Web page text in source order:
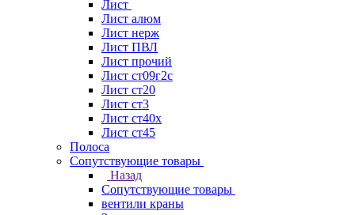
Лист
Лист алюм
Лист нерж
Лист ПВЛ
Лист прочий
Лист ст09г2с
Лист ст20
Лист ст3
Лист ст40х
Лист ст45
Полоса
Сопутствующие товары
Назад
Сопутствующие товары
вентили краны